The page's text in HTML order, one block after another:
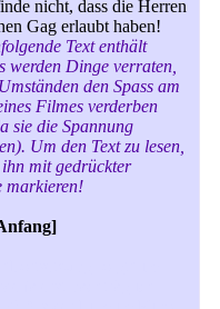
nicht, dass die Herren
Gag erlaubt haben!
Text enthält
werden Dinge verraten,
den Spass am
Filmes verderben
sie die Spannung
Um den Text zu lesen,
mit gedrückter
markieren!